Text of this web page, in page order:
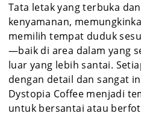
Tata letak yang terbuka
kenyamanan,
memilih tempat duduk
—baik di area dalam yang
luar yang lebih santai.
dengan detail dan sangat
Dystopia Coffee menjadi
untuk bersantai atau